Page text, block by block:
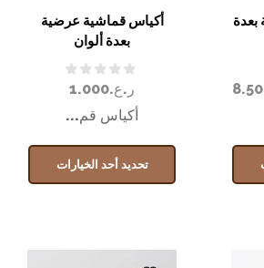
بعدة
أكياس قماشية عرضية
بعدة ألوان
ر.ع.1.000
أكياس قم...
تحديد أحد الخيارات